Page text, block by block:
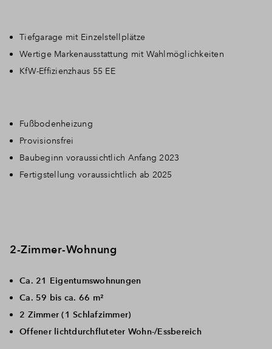
Tiefgarage mit Einzelstellplätze
Wertige Markenausstattung mit Wahlmöglichkeiten
KfW-Effizienzhaus 55 EE
Fußbodenheizung
Provisionsfrei
Baubeginn voraussichtlich Anfang 2023
Fertigstellung voraussichtlich ab 2025
2-Zimmer-Wohnung
Ca. 21 Eigentumswohnungen
Ca. 59 bis ca. 66 m²
2 Zimmer (1 Schlafzimmer)
Offener lichtdurchfluteter Wohn-/Essbereich